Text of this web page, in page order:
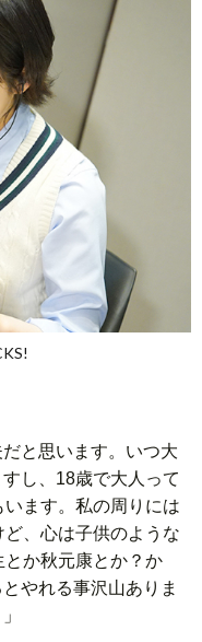
と思います。いつ大
し、18歳で大人って
ます。私の周りには
、心は子供のような
とか秋元康とか？か
やれる事沢山ありま